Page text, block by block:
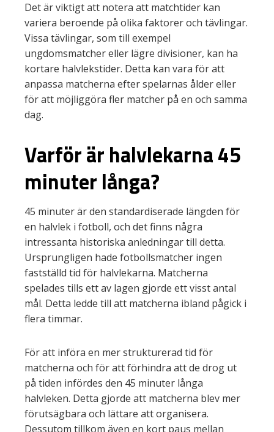
Det är viktigt att notera att matchtider kan
variera beroende på olika faktorer och tävlingar.
Vissa tävlingar, som till exempel
ungdomsmatcher eller lägre divisioner, kan ha
kortare halvlekstider. Detta kan vara för att
anpassa matcherna efter spelarnas ålder eller
för att möjliggöra fler matcher på en och samma
dag.
Varför är halvlekarna 45
minuter långa?
45 minuter är den standardiserade längden för
en halvlek i fotboll, och det finns några
intressanta historiska anledningar till detta.
Ursprungligen hade fotbollsmatcher ingen
fastställd tid för halvlekarna. Matcherna
spelades tills ett av lagen gjorde ett visst antal
mål. Detta ledde till att matcherna ibland pågick i
flera timmar.
För att införa en mer strukturerad tid för
matcherna och för att förhindra att de drog ut
på tiden infördes den 45 minuter långa
halvleken. Detta gjorde att matcherna blev mer
förutsägbara och lättare att organisera.
Dessutom tillkom även en kort paus mellan